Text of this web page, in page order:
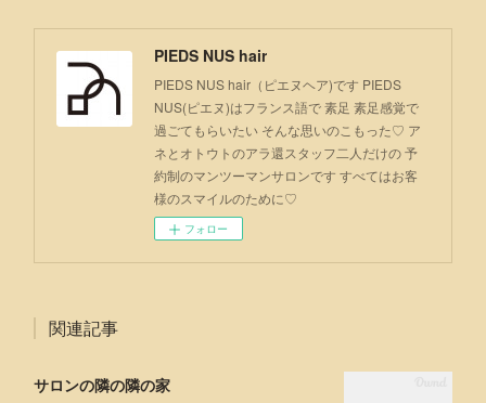
PIEDS NUS hair
PIEDS NUS hair（ピエヌヘア)です PIEDS
NUS(ピエヌ)はフランス語で 素足 素足感覚で
過ごてもらいたい そんな思いのこもった♡ ア
ネとオトウトのアラ還スタッフ二人だけの 予
約制のマンツーマンサロンです すべてはお客
様のスマイルのために♡
フォロー
関連記事
サロンの隣の隣の家